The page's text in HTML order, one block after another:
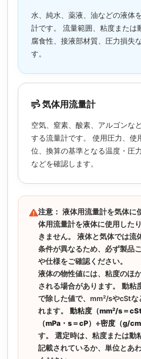
水、純水、薬液、油などの液体
計です。 流量範囲、粘度または
腐食性、接液部材質、圧力損失
す。
気体用流量計
空気、窒素、酸素、アルゴンな
する流量計です。 使用圧力、使
位、換算の基準となる温度・圧
などを確認します。
注意： 液体用流量計を気体に
体用流量計を液体に使用した
きません。 液体と気体では流
条件が異なるため、必ず製品
や仕様をご確認ください。
液体の物性値には、粘度のほ
される場合があります。 動粘
で除した値で、mm²/sやcStな
れます。 動粘度（mm²/s＝
（mPa・s＝cP）÷密度（g/
す。 選定時は、粘度または動
記載されているか、単位とあ